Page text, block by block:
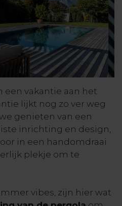
een vakantie aan het
lijkt nog zo ver weg
genieten van een
inrichting en design,
in een handomdraai
plekje om te
vibes, zijn hier wat